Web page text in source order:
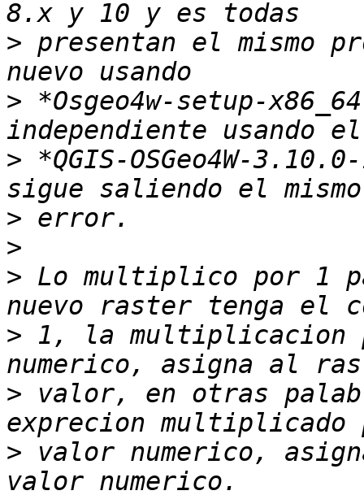
> presentan el mismo
> *Osgeo4w-setup-
> *QGIS-OSGeo4W-
>
>
> Lo multiplico por 1
> 1, la multiplicacion
> valor, en otras
> valor numerico,